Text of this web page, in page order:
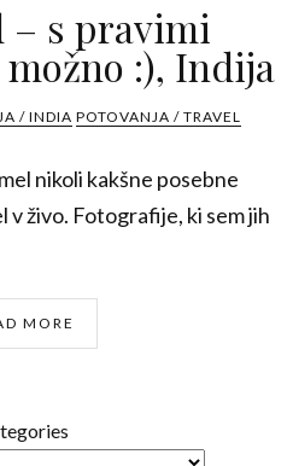
– s pravimi
:), Indija
/ INDIA POTOVANJA / TRAVEL
nikoli kakšne posebne
v živo. Fotografije, ki sem jih
MORE